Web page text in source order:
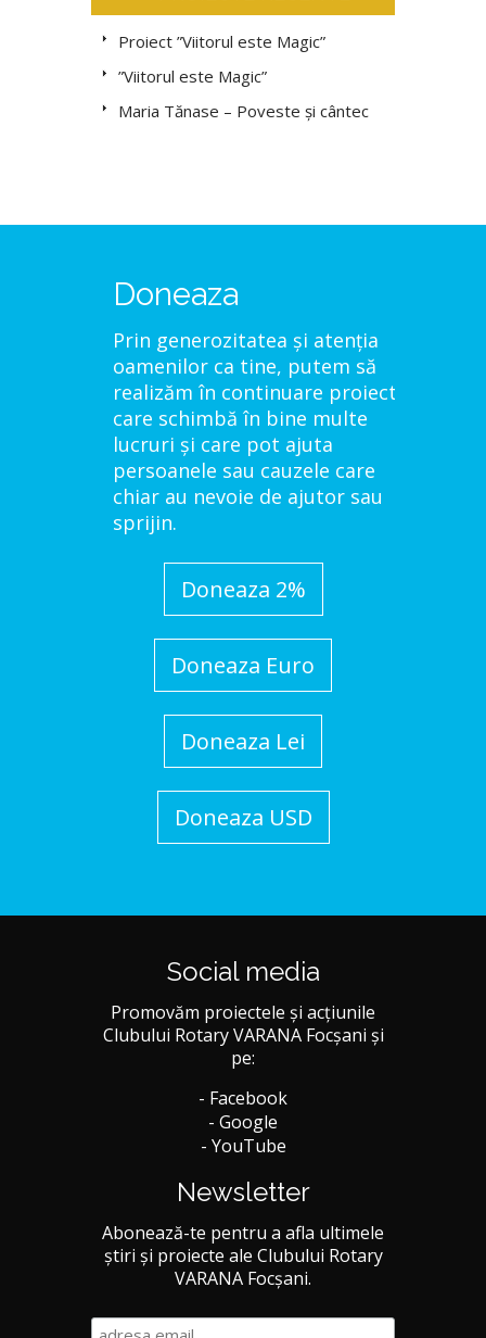
Proiect ”Viitorul este Magic”
”Viitorul este Magic”
Maria Tănase – Poveste și cântec
Doneaza
Prin generozitatea și atenția
oamenilor ca tine, putem să
realizăm în continuare proiecte
care schimbă în bine multe
lucruri și care pot ajuta
persoanele sau cauzele care
chiar au nevoie de ajutor sau
sprijin.
Doneaza 2%
Doneaza Euro
Doneaza Lei
Doneaza USD
Social media
Promovăm proiectele și acțiunile
Clubului Rotary VARANA Focșani și
pe:
- Facebook
- Google
- YouTube
Newsletter
Abonează-te pentru a afla ultimele
știri și proiecte ale Clubului Rotary
VARANA Focșani.